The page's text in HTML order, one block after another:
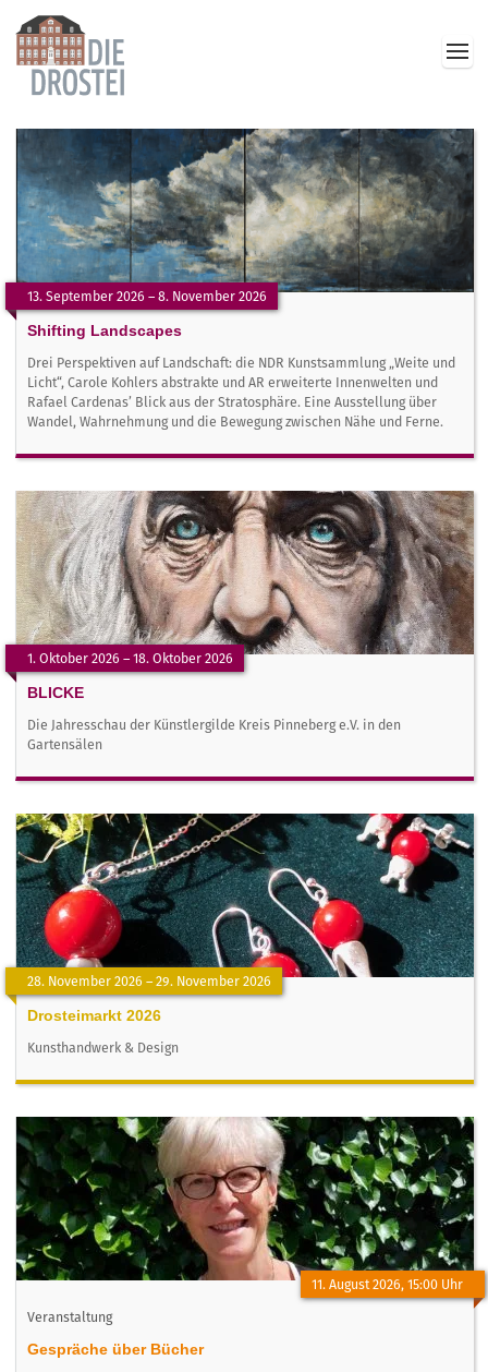
13. September 2026 – 8. November 2026
Shifting Landscapes
Drei Perspektiven auf Landschaft: die NDR Kunstsammlung „Weite und
Licht“, Carole Kohlers abstrakte und AR erweiterte Innenwelten und
Rafael Cardenas’ Blick aus der Stratosphäre. Eine Ausstellung über
Wandel, Wahrnehmung und die Bewegung zwischen Nähe und Ferne.
1. Oktober 2026 – 18. Oktober 2026
BLICKE
Die Jahresschau der Künstlergilde Kreis Pinneberg e.V. in den
Gartensälen
28. November 2026 – 29. November 2026
Drosteimarkt 2026
Kunsthandwerk & Design
11. August 2026, 15:00 Uhr
Veranstaltung
Gespräche über Bücher